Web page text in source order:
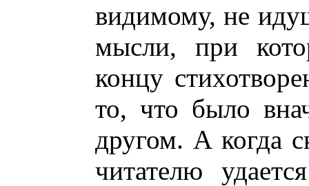
видимому, не
мысли, при
концу
то, что было
другом. А когда
читателю